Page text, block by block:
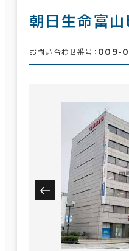
朝日生命富山
お問い合わせ番号： 009-